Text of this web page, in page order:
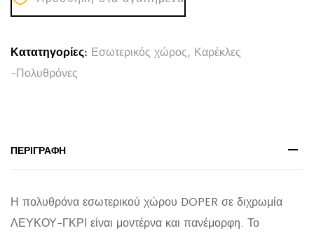
ΜΠΟΥΚΛΕ
ΛΕΥΚΟ-
ΓΚΡΙ
quantity
Κατατηγορίες: Εσωτερικός χώρος, Καρέκλες
-Πολυθρόνες
ΠΕΡΙΓΡΑΦΉ
Η πολυθρόνα εσωτερικού χώρου DOPER σε διχρωμία
ΛΕΥΚΟΥ-ΓΚΡΙ είναι μοντέρνα και πανέμορφη. Το